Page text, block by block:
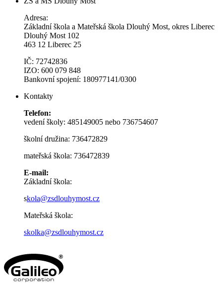
Adresa:
Základní škola a Mateřská škola Dlouhý Most, okres Liberec
Dlouhý Most 102
463 12 Liberec 25
IČ: 72742836
IZO: 600 079 848
Bankovní spojení: 180977141/0300
Kontakty
Telefon:
vedení školy: 485149005 nebo 736754607
školní družina: 736472829
mateřská škola: 736472839
E-mail:
Základní škola:
skola@zsdlouhymost.cz
Mateřská škola:
skolka@zsdlouhymost.cz